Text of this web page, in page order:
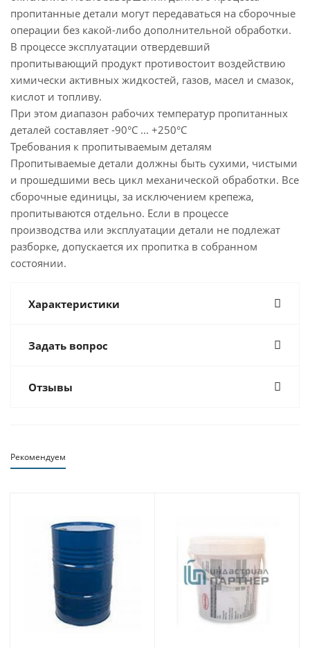
пропитанные детали могут передаваться на сборочные
операции без какой-либо дополнительной обработки.
В процессе эксплуатации отвердевший
пропитывающий продукт противостоит воздействию
химически активных жидкостей, газов, масел и смазок,
кислот и топливу.
При этом диапазон рабочих температур пропитанных
деталей составляет -90°С ... +250°С
Требования к пропитываемым деталям
Пропитываемые детали должны быть сухими, чистыми
и прошедшими весь цикл механической обработки. Все
сборочные единицы, за исключением крепежа,
пропитываются отдельно. Если в процессе
производства или эксплуатации детали не подлежат
разборке, допускается их пропитка в собранном
состоянии.
Характеристики
Задать вопрос
Отзывы
Рекомендуем